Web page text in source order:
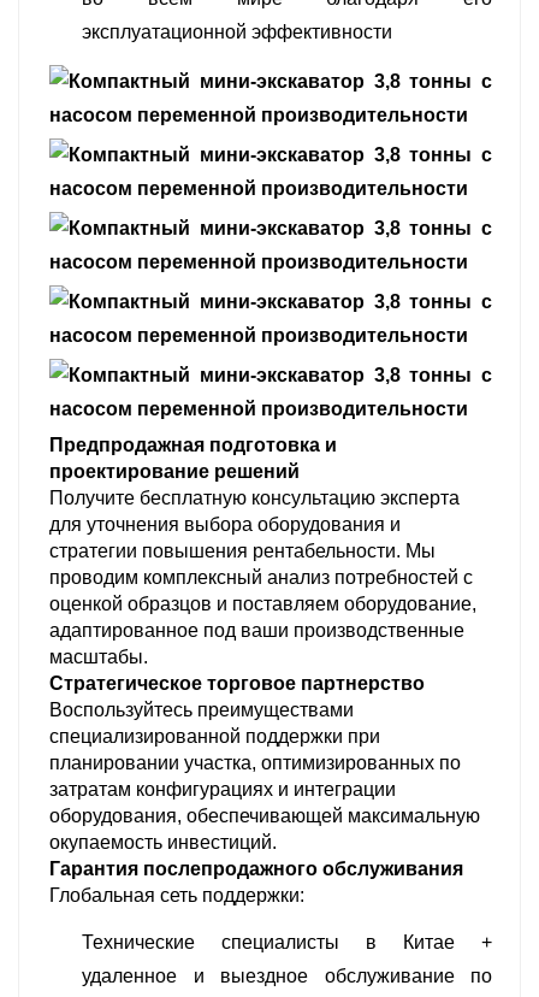
эксплуатационной эффективности
Предпродажная подготовка и
проектирование решений
Получите бесплатную консультацию эксперта
для уточнения выбора оборудования и
стратегии повышения рентабельности. Мы
проводим комплексный анализ потребностей с
оценкой образцов и поставляем оборудование,
адаптированное под ваши производственные
масштабы.
Стратегическое торговое партнерство
Воспользуйтесь преимуществами
специализированной поддержки при
планировании участка, оптимизированных по
затратам конфигурациях и интеграции
оборудования, обеспечивающей максимальную
окупаемость инвестиций.
Гарантия послепродажного обслуживания
Глобальная сеть поддержки:
Технические специалисты в Китае +
удаленное и выездное обслуживание по